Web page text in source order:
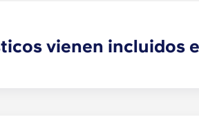
vienen incluidos